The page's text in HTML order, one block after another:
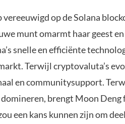
op de Solana
munt omarmt haar geest
snelle en efficiënte
Terwijl cryptovaluta’s
en communitysupport.
brengt Moon Deng
een kans kunnen zijn om